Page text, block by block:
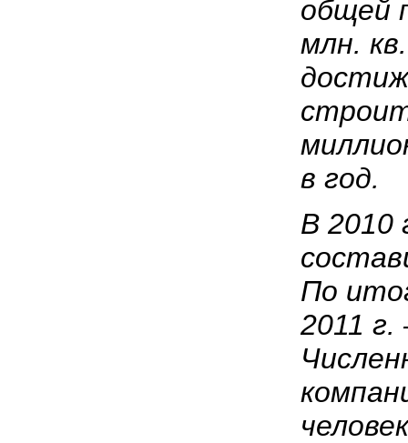
общей
млн.
в год.
В 2010
По
2011